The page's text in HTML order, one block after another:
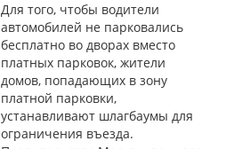
Для того, чтобы водители
автомобилей не парковались
бесплатно во дворах вместо
платных парковок, жители
домов, попадающих в зону
платной парковки,
устанавливают шлагбаумы для
ограничения въезда.